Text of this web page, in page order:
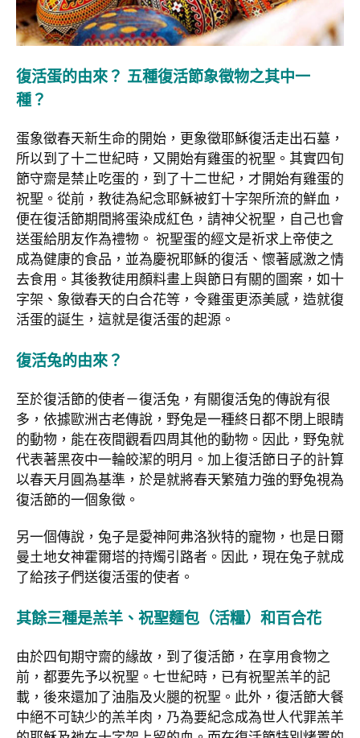
復活蛋的由來？ 五種復活節象徵物之其中一
種？
蛋象徵春天新生命的開始，更象徵耶穌復活走出石墓，
所以到了十二世紀時，又開始有雞蛋的祝聖。其實四旬
節守齋是禁止吃蛋的，到了十二世紀，才開始有雞蛋的
祝聖。從前，教徒為紀念耶穌被釘十字架所流的鮮血，
便在復活節期間將蛋染成紅色，請神父祝聖，自己也會
送蛋給朋友作為禮物。 祝聖蛋的經文是祈求上帝使之
成為健康的食品，並為慶祝耶穌的復活、懷著感激之情
去食用。其後教徒用顏料畫上與節日有關的圖案，如十
字架、象徵春天的白合花等，令雞蛋更添美感，造就復
活蛋的誕生，這就是復活蛋的起源。
復活兔的由來？
至於復活節的使者－復活兔，有關復活兔的傳說有很
多，依據歐洲古老傳說，野兔是一種終日都不閉上眼睛
的動物，能在夜間觀看四周其他的動物。因此，野兔就
代表著黑夜中一輪皎潔的明月。加上復活節日子的計算
以春天月圓為基準，於是就將春天繁殖力強的野兔視為
復活節的一個象徵。
另一個傳說，兔子是愛神阿弗洛狄特的寵物，也是日爾
曼土地女神霍爾塔的持燭引路者。因此，現在兔子就成
了給孩子們送復活蛋的使者。
其餘三種是羔羊、祝聖麵包（活糧）和百合花
由於四旬期守齋的緣故，到了復活節，在享用食物之
前，都要先予以祝聖。七世紀時，已有祝聖羔羊的記
載，後來還加了油脂及火腿的祝聖。此外，復活節大餐
中絕不可缺少的羔羊肉，乃為要紀念成為世人代罪羔羊